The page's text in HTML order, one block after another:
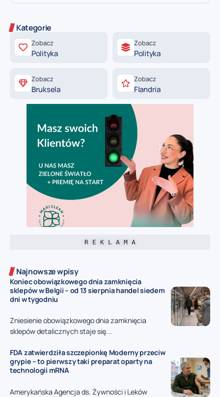
Kategorie
Zobacz
Polityka
Zobacz
Polityka
Zobacz
Bruksela
Zobacz
Flandria
R E K L A M A
Najnowsze wpisy
Koniec obowiązkowego dnia zamknięcia
sklepów w Belgii – od 13 sierpnia handel siedem
dni w tygodniu
Zniesienie obowiązkowego dnia zamknięcia
sklepów detalicznych staje się...
FDA zatwierdziła szczepionkę Moderny przeciw
grypie – to pierwszy taki preparat oparty na
technologii mRNA
Amerykańska Agencja ds. Żywności i Leków